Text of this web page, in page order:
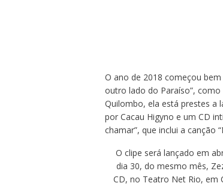
O ano de 2018 começou
outro lado do Paraíso”,
Quilombo, ela está prestes a
por Cacau Higyno e um CD
chamar”, que inclui a canção
O clipe será lançado em
dia 30, do mesmo mês,
CD, no Teatro Net Rio, em